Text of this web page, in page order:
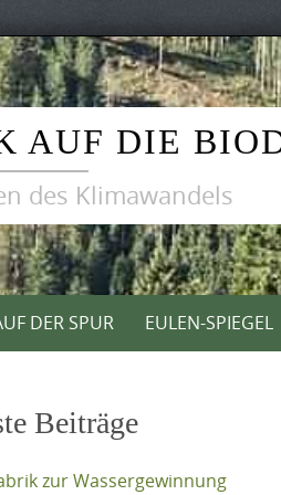
AUF DIE
des Klimawandels
DER SPUR EULEN-SPIEGEL
Beiträge
zur Wassergewinnung